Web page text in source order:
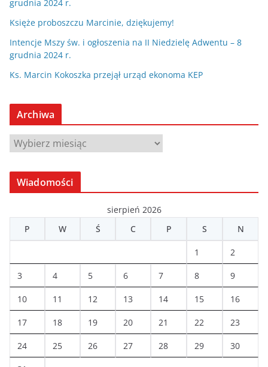
grudnia 2024 r.
Księże proboszczu Marcinie, dziękujemy!
Intencje Mszy św. i ogłoszenia na II Niedzielę Adwentu – 8
grudnia 2024 r.
Ks. Marcin Kokoszka przejął urząd ekonoma KEP
Archiwa
A
c
w
Wiadomości
sierpień 2026
P
W Ś C P S N
1 2
3 4 5 6 7 8 9
10 11 12 13 14 15 16
17 18 19 20 21 22 23
24 25 26 27 28 29 30